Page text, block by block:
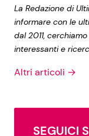
La Redazione di
informare con le
dal 2011,
interessanti e
Altri articoli →
SEGUICI